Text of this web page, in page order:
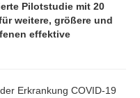
Pilotstudie mit 20
weitere, größere und
effektive
Erkrankung COVID-19